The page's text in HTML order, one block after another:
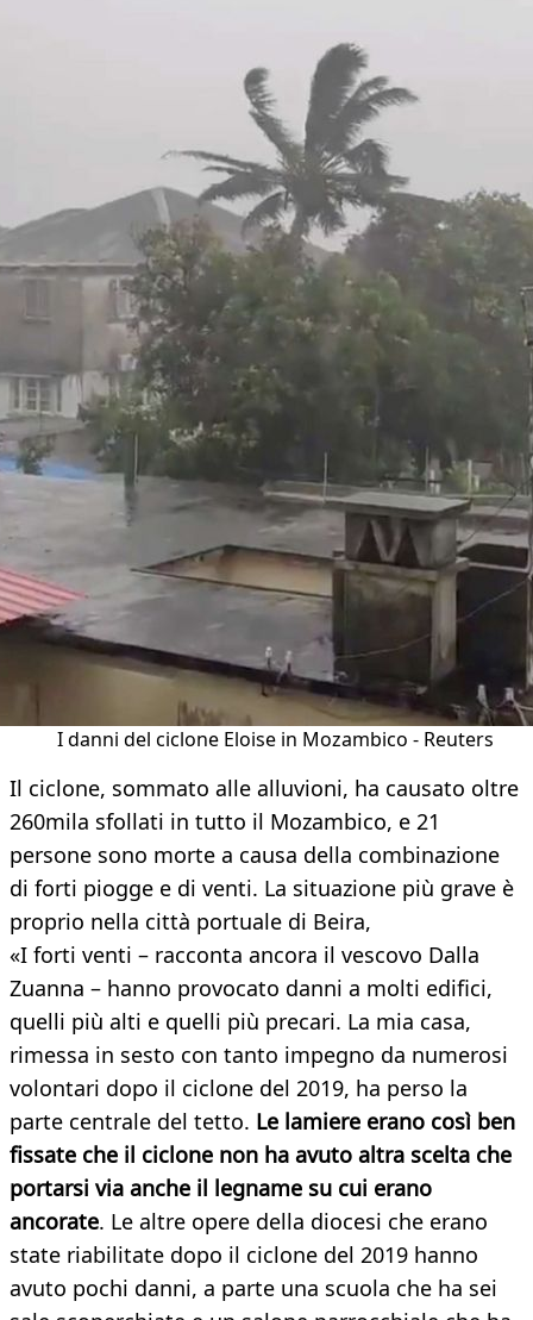
I danni del ciclone Eloise in Mozambico - Reuters
Il ciclone, sommato alle alluvioni, ha causato oltre
260mila sfollati in tutto il Mozambico, e 21
persone sono morte a causa della combinazione
di forti piogge e di venti. La situazione più grave è
proprio nella città portuale di Beira,
«I forti venti – racconta ancora il vescovo Dalla
Zuanna – hanno provocato danni a molti edifici,
quelli più alti e quelli più precari. La mia casa,
rimessa in sesto con tanto impegno da numerosi
volontari dopo il ciclone del 2019, ha perso la
parte centrale del tetto. Le lamiere erano così ben
fissate che il ciclone non ha avuto altra scelta che
portarsi via anche il legname su cui erano
ancorate. Le altre opere della diocesi che erano
state riabilitate dopo il ciclone del 2019 hanno
avuto pochi danni, a parte una scuola che ha sei